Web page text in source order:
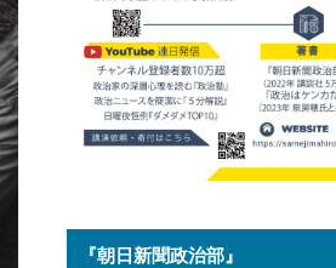
『朝日新聞政治部』